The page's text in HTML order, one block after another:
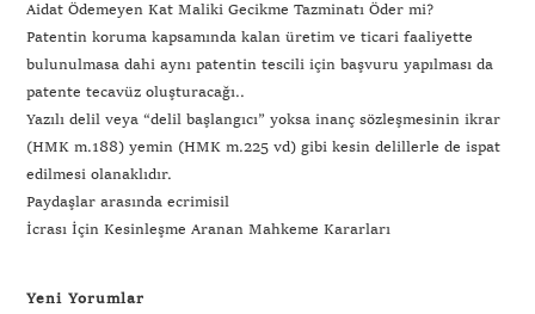
Aidat Ödemeyen Kat Maliki Gecikme Tazminatı Öder mi?
Patentin koruma kapsamında kalan üretim ve ticari faaliyette
bulunulmasa dahi aynı patentin tescili için başvuru yapılması da
patente tecavüz oluşturacağı..
Yazılı delil veya “delil başlangıcı” yoksa inanç sözleşmesinin ikrar
(HMK m.188) yemin (HMK m.225 vd) gibi kesin delillerle de ispat
edilmesi olanaklıdır.
Paydaşlar arasında ecrimisil
İcrası İçin Kesinleşme Aranan Mahkeme Kararları
Yeni Yorumlar